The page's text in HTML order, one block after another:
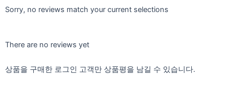
Sorry, no reviews match your current selections
There are no reviews yet
상품을 구매한 로그인 고객만 상품평을 남길 수 있습니다.